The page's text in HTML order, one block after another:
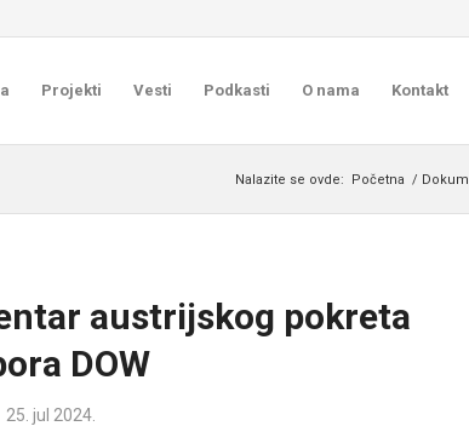
Projekti Vesti Podkasti O nama Kontakt
Nalazite se ovde: Početna /
austrijskog pokreta
DOW
25. jul 2024.